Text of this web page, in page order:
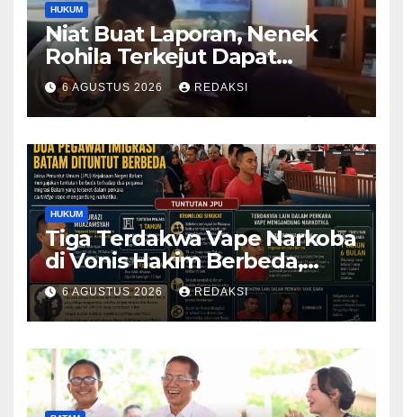
HUKUM
Niat Buat Laporan, Nenek
Rohila Terkejut Dapat
Bantuan dari Kabid Propam
Kombes Pol Eddwi
6 AGUSTUS 2026 REDAKSI
HUKUM
Tiga Terdakwa Vape Narkoba
di Vonis Hakim Berbeda,
Oknum Pegawai Imigrasi
Batam Paling Ringan
6 AGUSTUS 2026 REDAKSI